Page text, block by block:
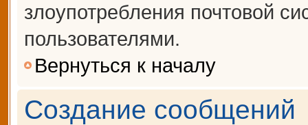
злоупотребления почтовой
пользователями.
Вернуться к началу
Создание сообщений